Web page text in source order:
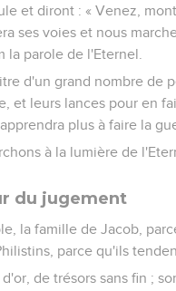
et diront : « Venez,
ses voies et nous
la parole de l'Eternel.
d'un grand nombre de
et leurs lances pour en
plus à faire la
à la lumière de
du jugement
la famille de Jacob,
parce qu'ils
de trésors sans fin ;